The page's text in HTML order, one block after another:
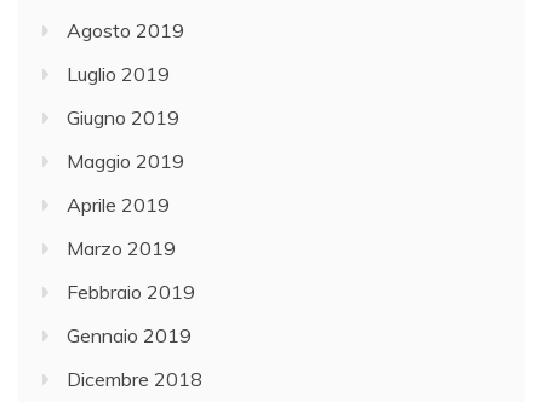
Agosto 2019
Luglio 2019
Giugno 2019
Maggio 2019
Aprile 2019
Marzo 2019
Febbraio 2019
Gennaio 2019
Dicembre 2018